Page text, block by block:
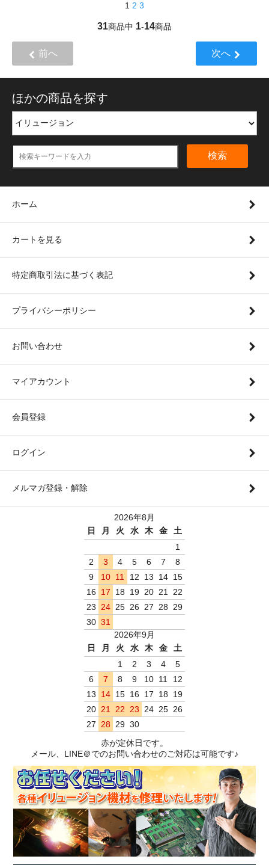
1 2 3
31商品中 1-14商品
前へ 次へ
ほかの商品を探す
検索
ホーム
カートを見る
特定商取引法に基づく表記
プライバシーポリシー
お問い合わせ
マイアカウント
会員登録
ログイン
メルマガ登録・解除
2026年8月
日
月 火 水 木 金
土
1
2
3 4 5 6 7
8
9
10 11 12 13 14 15
16
17 18 19 20 21
22
23
24 25 26 27 28
29
30 31
2026年9月
日
月 火 水 木 金
土
1
2 3 4
5
6
7 8 9 10 11
12
13
14 15 16 17 18
19
20 21 22 23 24 25 26
27
28 29 30
赤が定休日です。
メール、LINE＠でのお問い合わせのご対応は可能です♪